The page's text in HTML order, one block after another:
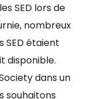
SED lors de
nombreux
SED étaient
disponible.
dans un
souhaitons